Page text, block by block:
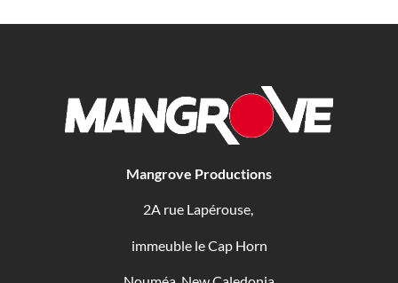
Mangrove Productions
2A rue Lapérouse,
immeuble le Cap Horn